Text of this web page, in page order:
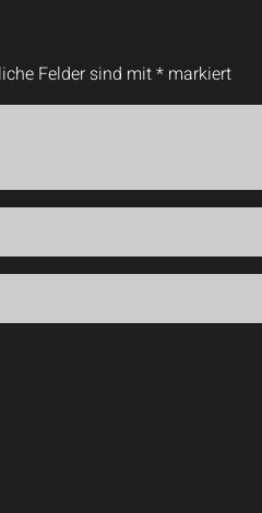
Felder sind mit* markiert